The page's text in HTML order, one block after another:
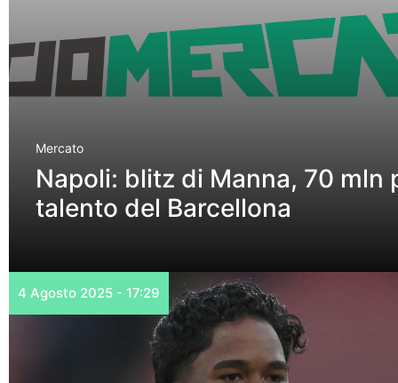
Mercato
Napoli: blitz di Manna, 70 mln
talento del Barcellona
4 Agosto 2025 - 17:29